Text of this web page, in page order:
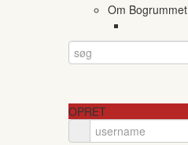
Om Bogrummet
OPRET